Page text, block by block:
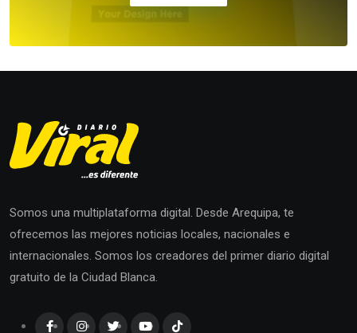
Somos una multiplataforma digital. Desde Arequipa, te
ofrecemos las mejores noticias locales, nacionales e
internacionales. Somos los creadores del primer diario digital
gratuito de la Ciudad Blanca.